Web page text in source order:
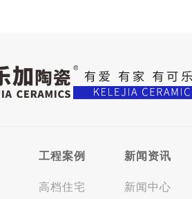
工程案例
高档住宅
新闻资讯
新闻中心